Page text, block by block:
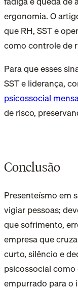
ergonomia. O
que RH, SST e
como controle de
Para que esses
SST e liderança,
psicossocial
de risco,
Conclusão
Presenteísmo em
vigiar pessoas;
que sofrimento,
empresa que
curto, silêncio e
psicossocial
empurrado para o